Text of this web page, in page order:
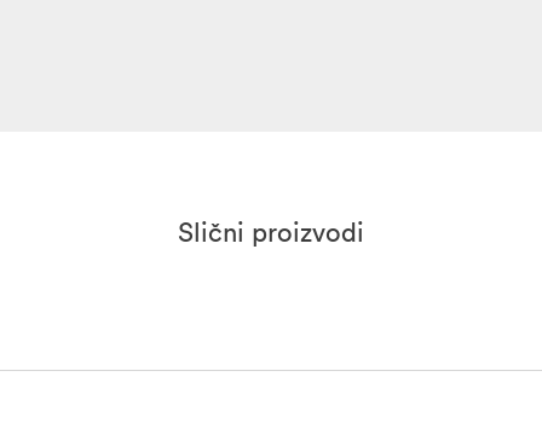
Slični proizvodi